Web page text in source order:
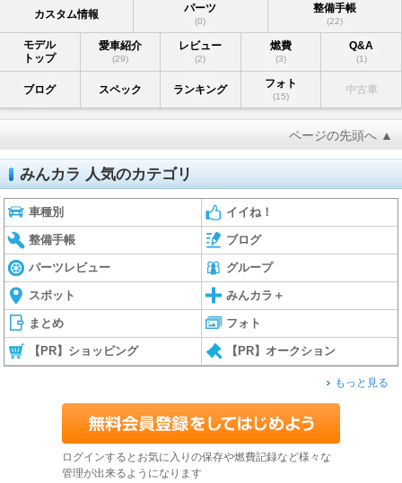
カスタム情報 パーツ
(0)
整備手帳
(22)
モデル
トップ
愛車紹介
(29)
レビュー
(2)
燃費
(3)
Q&A
(1)
ブログ スペック ランキング フォト
(15)
中古車
ページの先頭へ ▲
みんカラ 人気のカテゴリ
車種別 イイね！
整備手帳 ブログ
パーツレビュー グループ
スポット みんカラ＋
まとめ フォト
【PR】ショッピング 【PR】オークション
もっと見る
ログインするとお気に入りの保存や燃費記録など様々な
管理が出来るようになります